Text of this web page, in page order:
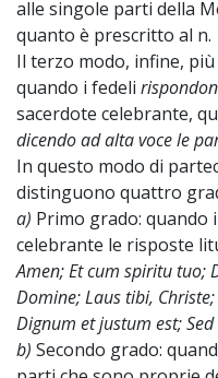
alle singole parti della
quanto è prescritto al n.
Il terzo modo, infine,
quando i fedeli
sacerdote celebrante,
dicendo ad alta voce le
In questo modo di
distinguono quattro
a) Primo grado: quando
celebrante le risposte
Amen; Et cum spiritu tuo;
Domine; Laus tibi,
Dignum et justum est;
b) Secondo grado: